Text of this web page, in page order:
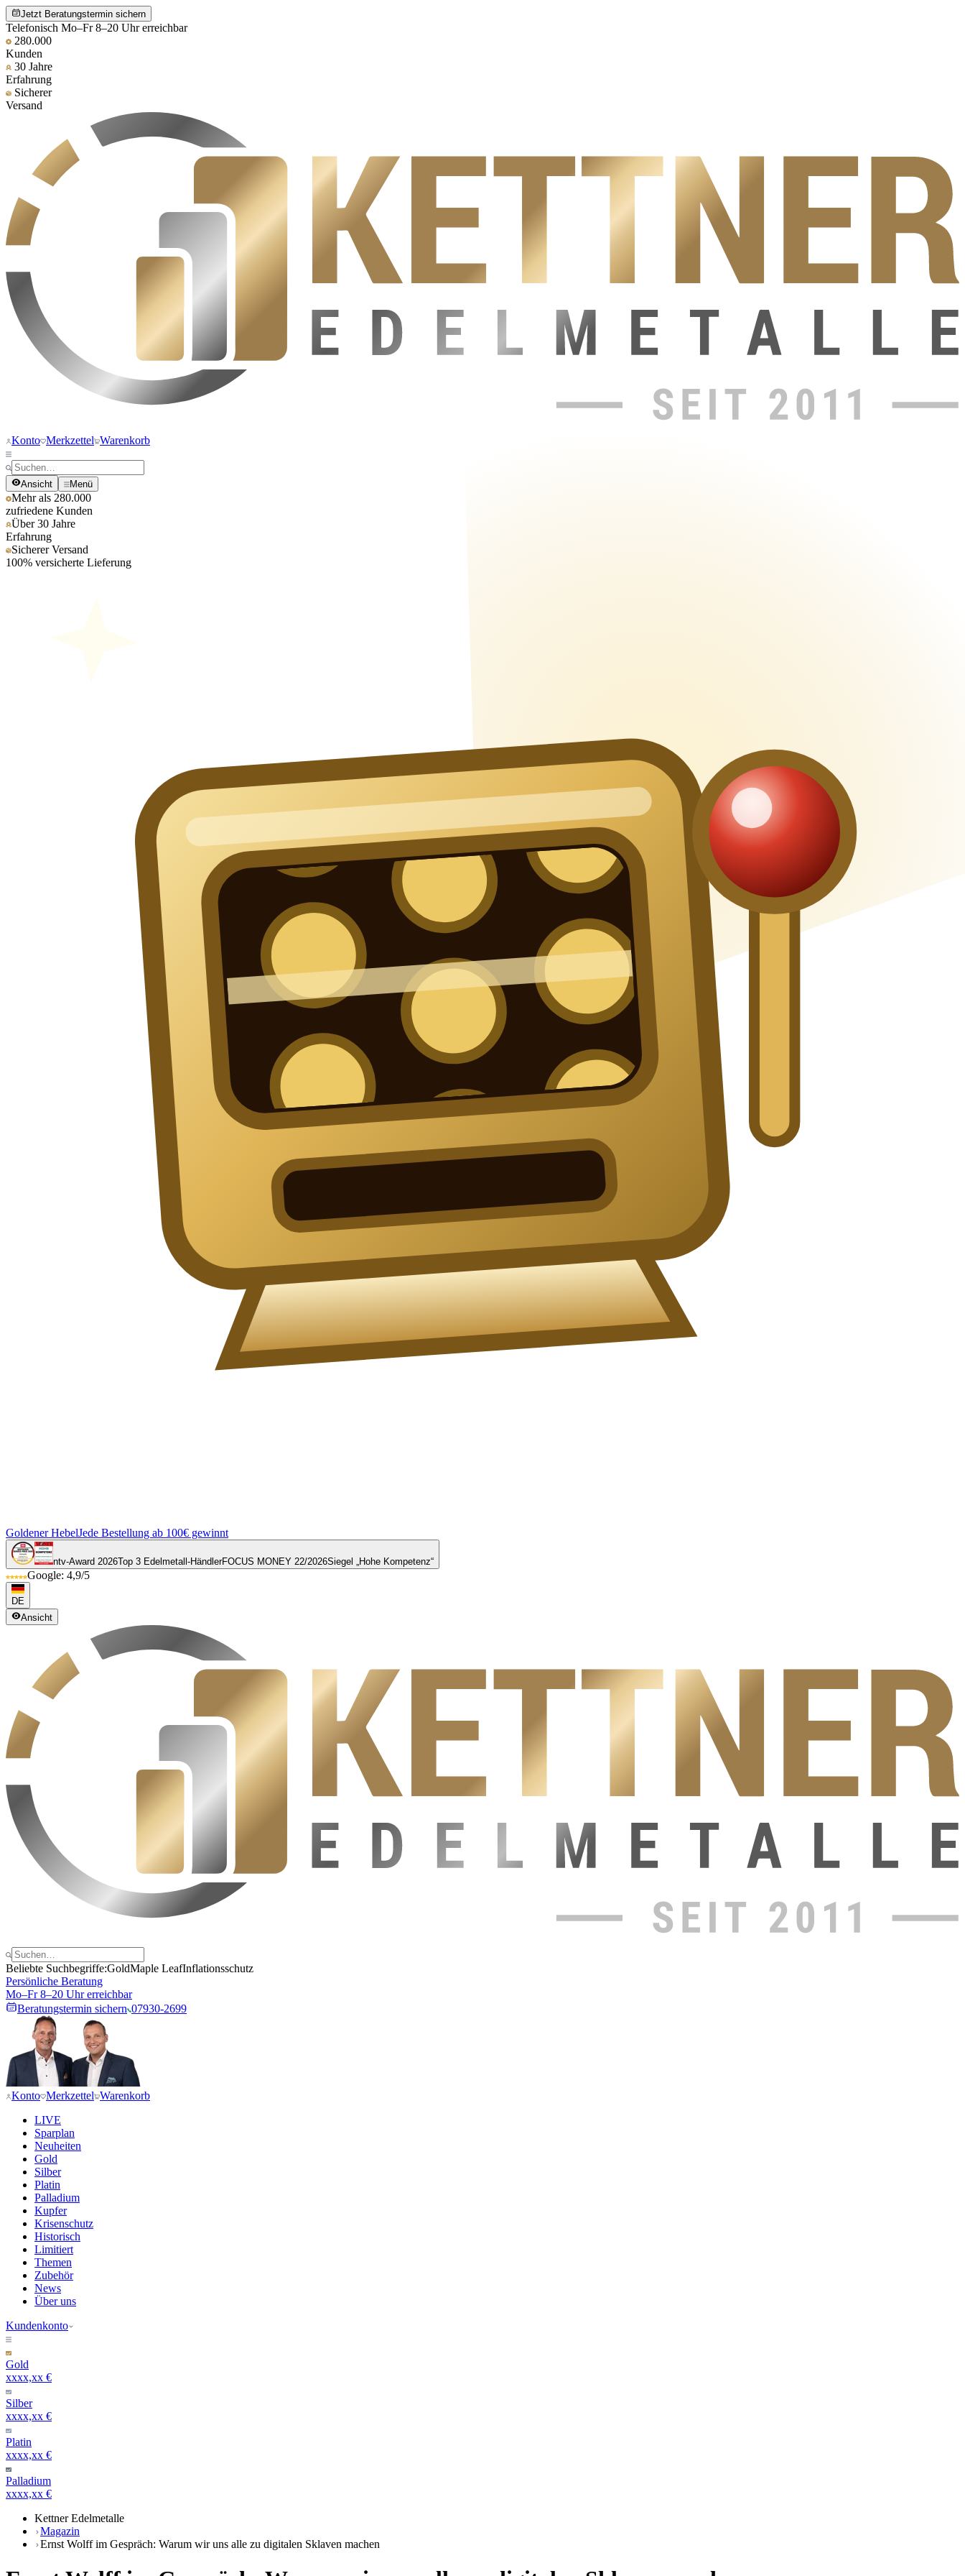
Jetzt Beratungstermin sichern
Telefonisch Mo–Fr 8–20 Uhr erreichbar
280.000
Kunden
30 Jahre
Erfahrung
Sicherer
Versand
Konto Merkzettel Warenkorb
Ansicht Menü
Mehr als 280.000
zufriedene Kunden
Über 30 Jahre
Erfahrung
Sicherer Versand
100% versicherte Lieferung
Goldener HebelJede Bestellung ab 100€ gewinnt
ntv-Award 2026Top 3 Edelmetall-HändlerFOCUS MONEY 22/2026Siegel „Hohe Kompetenz“
Google: 4,9/5
DE
Ansicht
Beliebte Suchbegriffe:GoldMaple LeafInflationsschutz
Persönliche Beratung
Mo–Fr 8–20 Uhr erreichbar
Beratungstermin sichern 07930-2699
Konto Merkzettel Warenkorb
LIVE
Sparplan
Neuheiten
Gold
Silber
Platin
Palladium
Kupfer
Krisenschutz
Historisch
Limitiert
Themen
Zubehör
News
Über uns
Kundenkonto
Gold
xxxx,xx €
Silber
xxxx,xx €
Platin
xxxx,xx €
Palladium
xxxx,xx €
Kettner Edelmetalle
Magazin
Ernst Wolff im Gespräch: Warum wir uns alle zu digitalen Sklaven machen